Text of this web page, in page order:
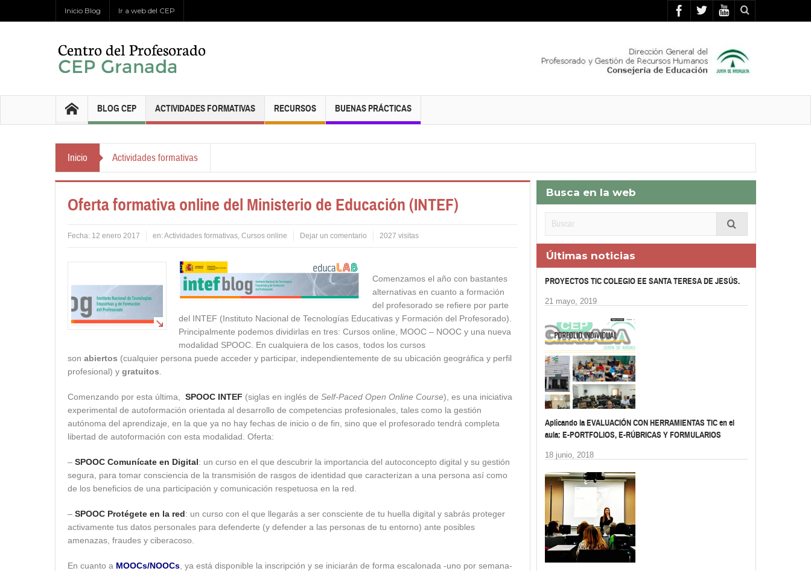
Inicio Blog Ir a web del CEP
BLOG CEP ACTIVIDADES FORMATIVAS RECURSOS BUENAS PRÁCTICAS
Inicio Actividades formativas
Oferta formativa online del Ministerio de Educación (INTEF)
Fecha: 12 enero 2017 en:Actividades formativas, Cursos online Dejar un comentario 2027 visitas
Comenzamos el año con bastantes
alternativas en cuanto a formación
del profesorado se refiere por parte
del INTEF (Instituto Nacional de Tecnologías Educativas y Formación del Profesorado).
Principalmente podemos dividirlas en tres: Cursos online, MOOC – NOOC y una nueva
modalidad SPOOC. En cualquiera de los casos, todos los cursos
son abiertos (cualquier persona puede acceder y participar, independientemente de su ubicación geográfica y perfil
profesional) y gratuitos
Comenzando por esta última, SPOOC INTEF (siglas en inglés de Self-Paced Open Online Course), es una iniciativa
experimental de autoformación orientada al desarrollo de competencias profesionales, tales como la gestión
autónoma del aprendizaje, en la que ya no hay fechas de inicio o de fin, sino que el profesorado tendrá completa
libertad de autoformación con esta modalidad. Oferta:
– SPOOC Comunícate en Digital: un curso en el que descubrir la importancia del autoconcepto digital y su gestión
segura, para tomar consciencia de la transmisión de rasgos de identidad que caracterizan a una persona así como
de los beneficios de una participación y comunicación respetuosa en la red.
– SPOOC Protégete en la red: un curso con el que llegarás a ser consciente de tu huella digital y sabrás proteger
activamente tus datos personales para defenderte (y defender a las personas de tu entorno) ante posibles
amenazas, fraudes y ciberacoso.
En cuanto a MOOCs/NOOCs , ya está disponible la inscripción y se iniciarán de forma escalonada -uno por semana-
Busca en la web
Últimas noticias
PROYECTOS TIC COLEGIO EE SANTA TERESA DE JESÚS.
21 mayo, 2019
Aplicando la EVALUACIÓN CON HERRAMIENTAS TIC en el
aula: E-PORTFOLIOS, E-RÚBRICAS Y FORMULARIOS
18 junio, 2018